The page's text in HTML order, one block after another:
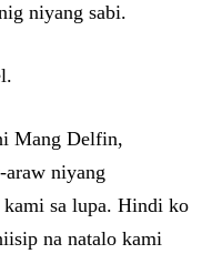
niyang sabi.
Mang Delfin,
araw niyang
sa lupa. Hindi ko
na natalo kami